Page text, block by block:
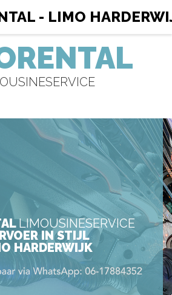
LIMOUSINESERVICE
IN STIJL
HARDERWIJK
- LIMO